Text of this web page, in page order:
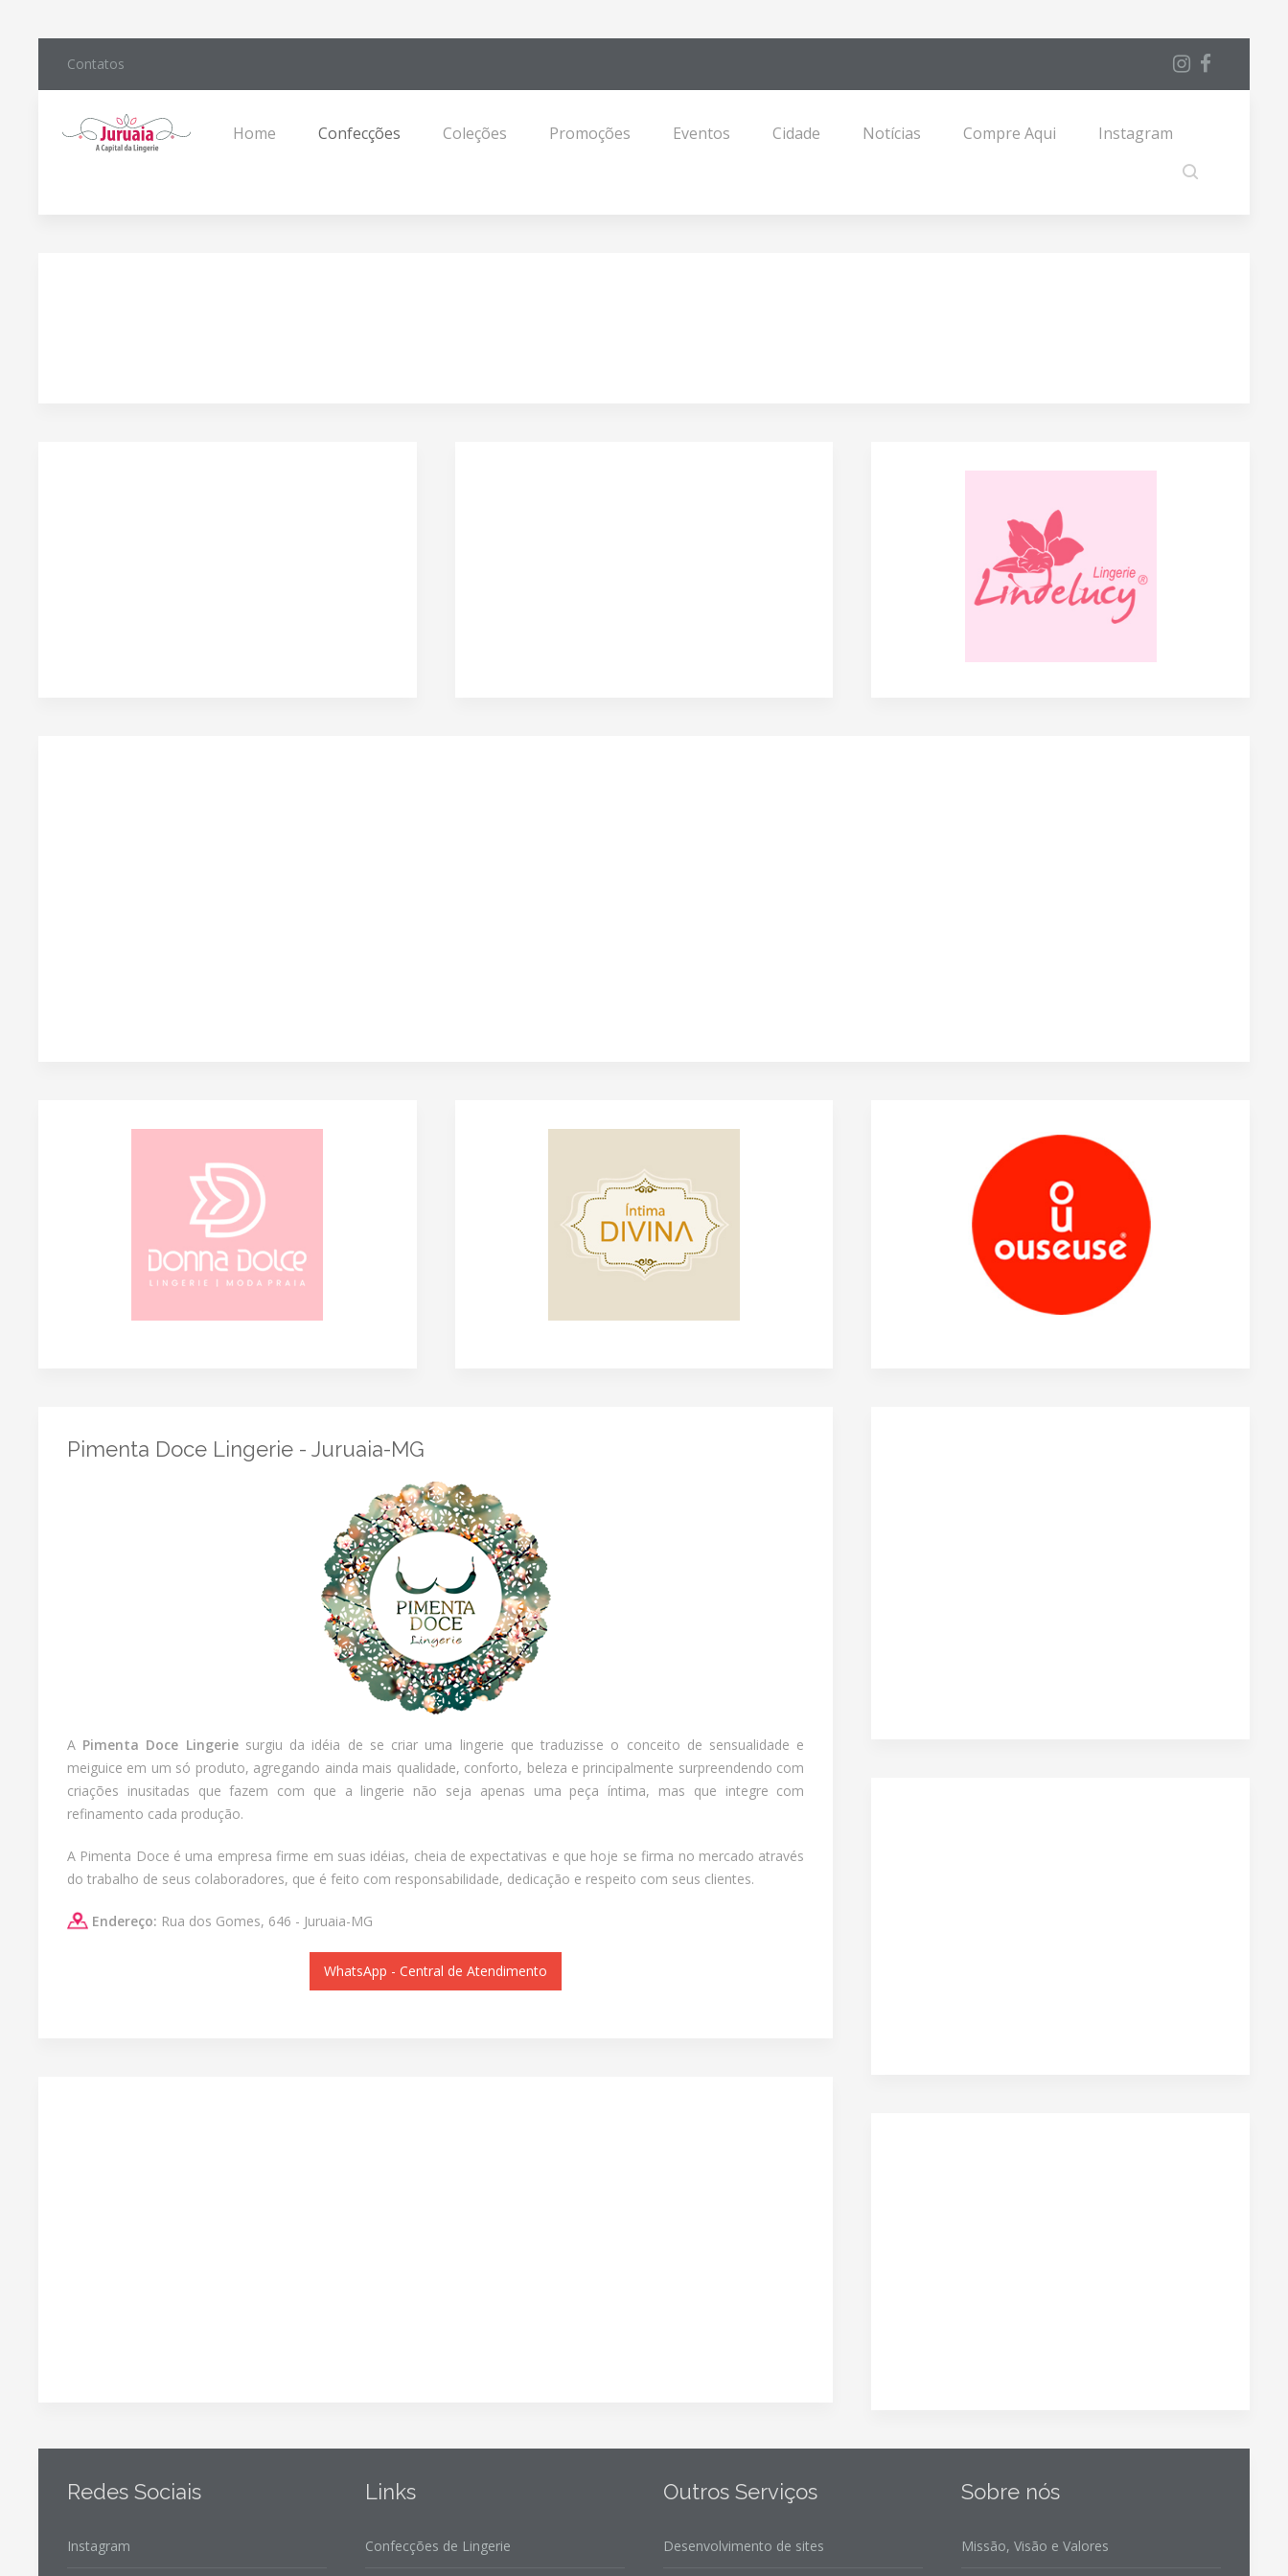
Contatos
Home Confecções Coleções Promoções Eventos Cidade Notícias Compre Aqui Instagram
Pimenta Doce Lingerie - Juruaia-MG
A Pimenta Doce Lingeriesurgiu da idéia de se criar uma lingerie que traduzisse o conceito de sensualidade e
meiguice em um só produto, agregando ainda mais qualidade, conforto, beleza e principalmente surpreendendo com
criações inusitadas que fazem com que a lingerie não seja apenas uma peça íntima, mas que integre com
refinamento cada produção.
A Pimenta Doce é uma empresa firme em suas idéias, cheia de expectativas e que hoje se firma no mercado através
do trabalho de seus colaboradores, que é feito com responsabilidade, dedicação e respeito com seus clientes.
Endereço: Rua dos Gomes, 646 - Juruaia-MG
WhatsApp - Central de Atendimento
Redes Sociais
Instagram
Links
Confecções de Lingerie
Outros Serviços
Desenvolvimento de sites
Sobre nós
Missão, Visão e Valores